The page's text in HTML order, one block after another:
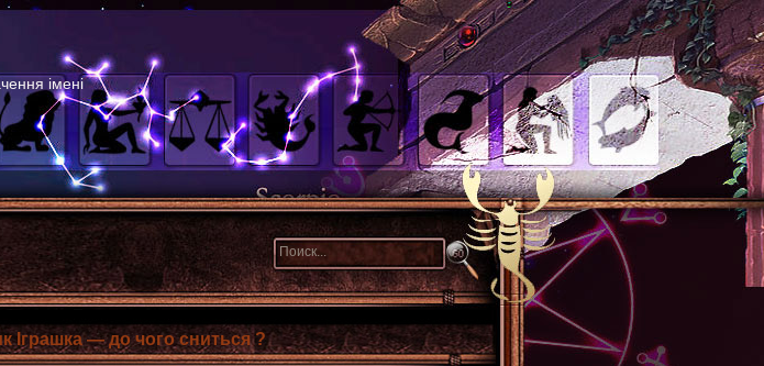
імені
Іграшка — до чого сниться ?